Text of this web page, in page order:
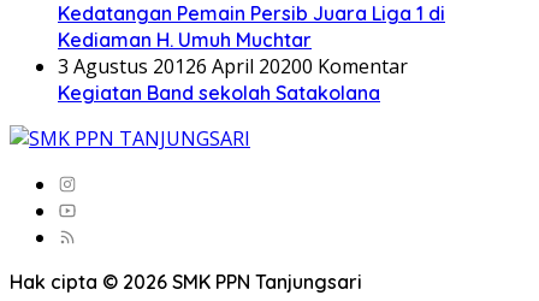
Kedatangan Pemain Persib Juara Liga 1 di
Kediaman H. Umuh Muchtar
3 Agustus 20126 April 20200 Komentar
Kegiatan Band sekolah Satakolana
Hak cipta © 2026 SMK PPN Tanjungsari